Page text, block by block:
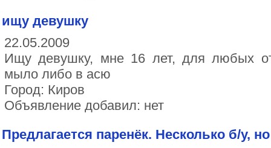
ищу девушку
22.05.2009
Ищу девушку, мне 16 лет, для любых
мыло либо в асю
Город: Киров
Объявление добавил: нет
Предлагается паренёк. Несколько б/у,